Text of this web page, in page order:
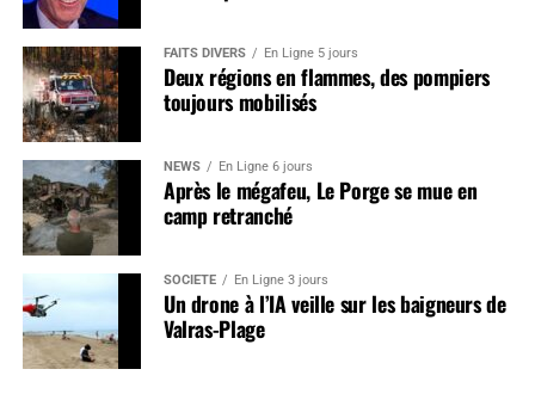
FAITS DIVERS En Ligne 5 jours
Deux régions en flammes, des pompiers
toujours mobilisés
NEWS En Ligne 6 jours
Après le mégafeu, Le Porge se mue en
camp retranché
SOCIÉTÉ En Ligne 3 jours
Un drone à l’IA veille sur les baigneurs de
Valras-Plage